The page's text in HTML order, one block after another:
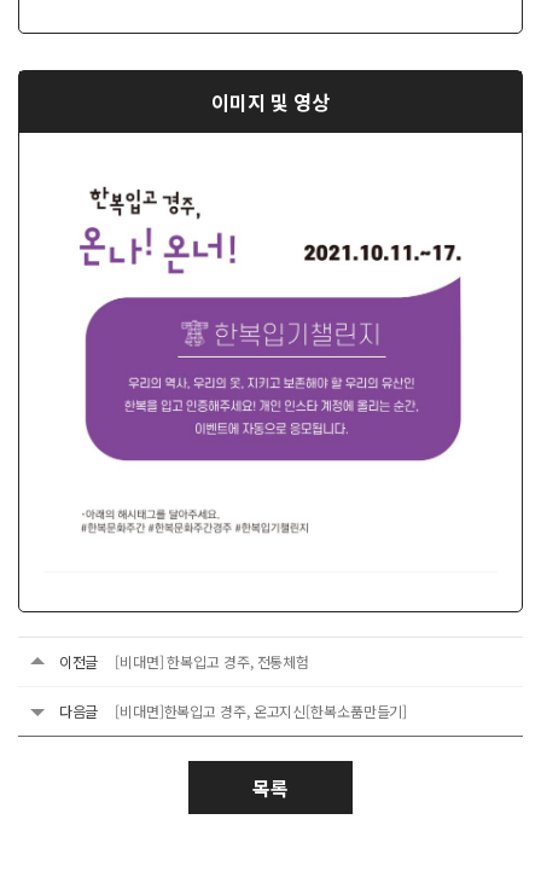
이미지 및 영상
이전글 [비대면] 한복입고 경주, 전통체험
다음글 [비대면]한복입고 경주, 온고지신[한복소품만들기]
목록